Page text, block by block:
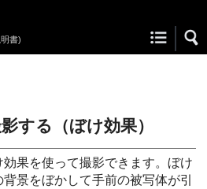
書)
する（ぼけ効果）
効果を使って撮影できます。ぼけ
景をぼかして手前の被写体が引